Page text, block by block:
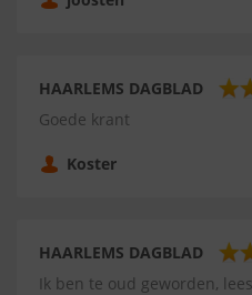
HAARLEMS DAGBLAD
Goede krant
Koster
HAARLEMS DAGBLAD
Ik ben te oud geworden,